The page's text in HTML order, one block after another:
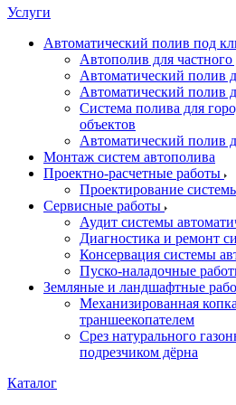
Услуги
Автоматический полив под
Автополив для
Автоматический полив
Автоматический полив
Система полива для
объектов
Автоматический полив
Монтаж систем автополива
Проектно-расчетные работы
Проектирование
Сервисные работы
Аудит системы
Диагностика и ремонт
Консервация системы
Пуско-наладочные
Земляные и ландшафтные
Механизированная
траншеекопателем
Срез натурального
подрезчиком дёрна
Каталог